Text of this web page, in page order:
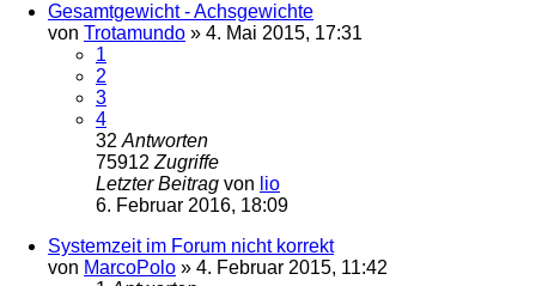
Gesamtgewicht - Achsgewichte
von Trotamundo » 4. Mai 2015, 17:31
1
2
3
4
32 Antworten
75912 Zugriffe
Letzter Beitrag von lio
6. Februar 2016, 18:09
Systemzeit im Forum nicht korrekt
von MarcoPolo » 4. Februar 2015, 11:42